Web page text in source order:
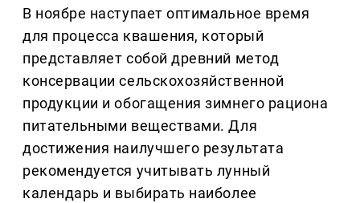
В ноябре наступает оптимальное время
для процесса квашения, который
представляет собой древний метод
консервации сельскохозяйственной
продукции и обогащения зимнего рациона
питательными веществами. Для
достижения наилучшего результата
рекомендуется учитывать лунный
календарь и выбирать наиболее